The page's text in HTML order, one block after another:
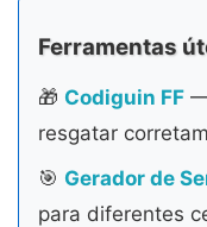
Ferramentas
🎁 Codiguin FF —
resgatar
🎯 Gerador de
para diferentes